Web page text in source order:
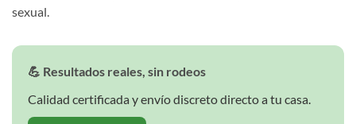
sexual.
💪 Resultados reales, sin rodeos
Calidad certificada y envío discreto directo a tu casa.